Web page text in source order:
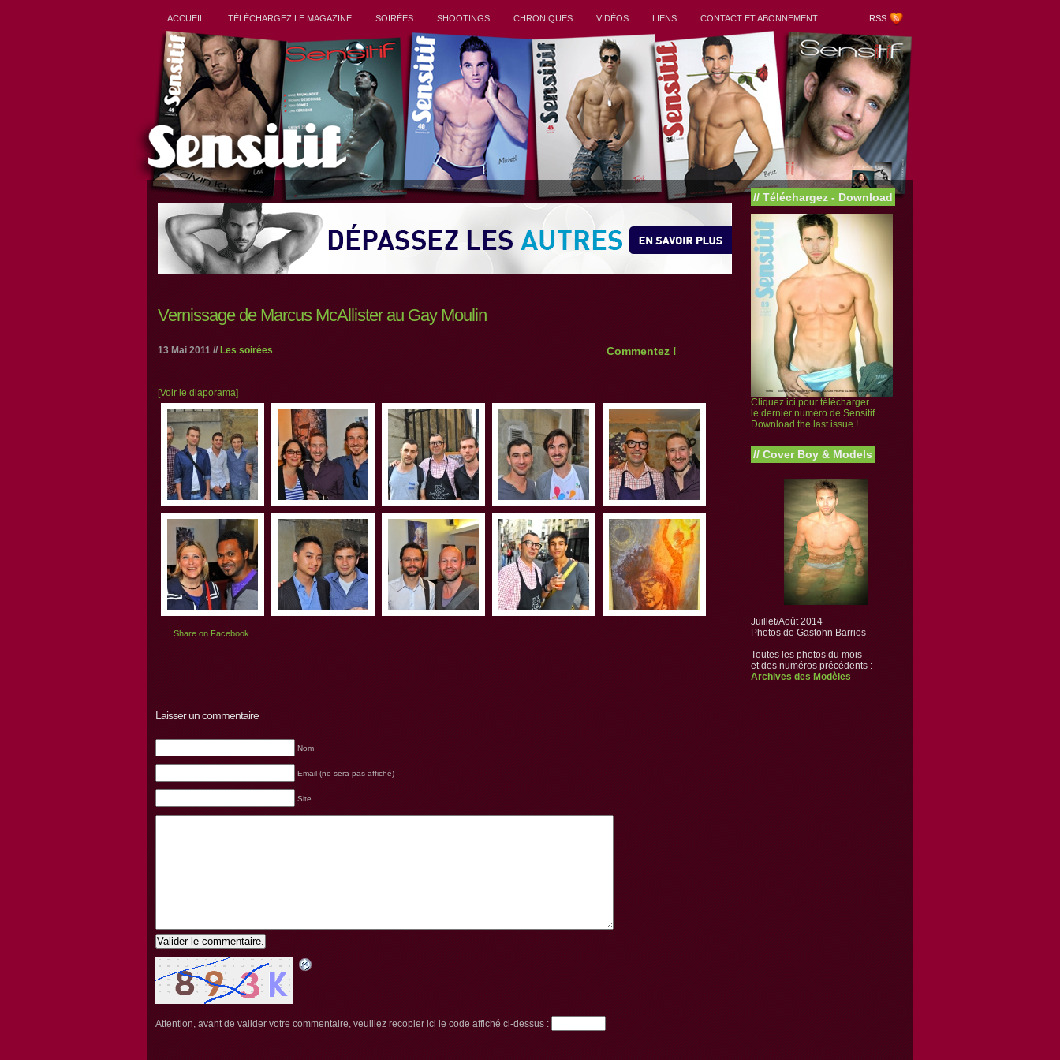
ACCUEIL TÉLÉCHARGEZ LE MAGAZINE SOIRÉES SHOOTINGS CHRONIQUES VIDÉOS LIENS CONTACT ET ABONNEMENT RSS
Vernissage de Marcus McAllister au Gay Moulin
13 Mai 2011 // Les soirées Commentez !
[Voir le diaporama]
Share on Facebook
// Téléchargez - Download
Cliquez ici pour télécharger
le dernier numéro de Sensitif.
Download the last issue !
// Cover Boy & Models
Juillet/Août 2014
Photos de Gastohn Barrios
Toutes les photos du mois
et des numéros précédents :
Archives des Modèles
Laisser un commentaire
Nom
Email (ne sera pas affiché)
Site
Valider le commentaire.
Attention, avant de valider votre commentaire, veuillez recopier ici le code affiché ci-dessus :